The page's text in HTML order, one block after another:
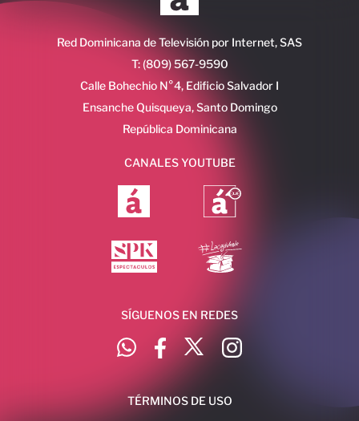
Red Dominicana de Televisión por Internet, SAS
T: (809) 567-9590
Calle Bohechio N°4, Edificio Salvador I
Ensanche Quisqueya, Santo Domingo
República Dominicana
CANALES YOUTUBE
SÍGUENOS EN REDES
TÉRMINOS DE USO